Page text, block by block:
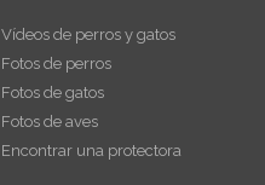
Vídeos de perros y gatos
Fotos de perros
Fotos de gatos
Fotos de aves
Encontrar una protectora